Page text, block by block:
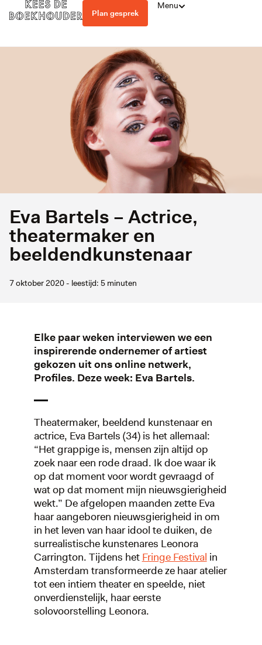
Plan gesprek
Menu
Eva Bartels – Actrice,
theatermaker en
beeldendkunstenaar
7 oktober 2020 - leestijd: 5 minuten
Elke paar weken interviewen we een
inspirerende ondernemer of artiest
gekozen uit ons online netwerk,
Profiles. Deze week: Eva Bartels.
Theatermaker, beeldend kunstenaar en
actrice, Eva Bartels (34) is het allemaal:
“Het grappige is, mensen zijn altijd op
zoek naar een rode draad. Ik doe waar ik
op dat moment voor wordt gevraagd of
wat op dat moment mijn nieuwsgierigheid
wekt.” De afgelopen maanden zette Eva
haar aangeboren nieuwsgierigheid in om
in het leven van haar idool te duiken, de
surrealistische kunstenares Leonora
Carrington. Tijdens het Fringe Festival in
Amsterdam transformeerde ze haar atelier
tot een intiem theater en speelde, niet
onverdienstelijk, haar eerste
solovoorstelling Leonora.